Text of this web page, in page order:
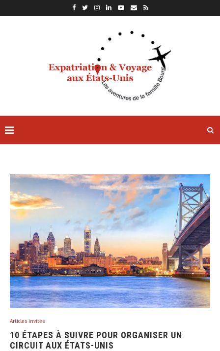
Articles invités
10 ÉTAPES À SUIVRE POUR ORGANISER UN
CIRCUIT AUX ÉTATS-UNIS